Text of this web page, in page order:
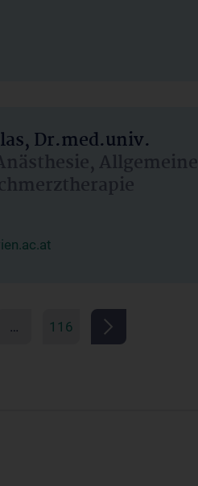
Dr.med.univ.
Allgemeine
… 116